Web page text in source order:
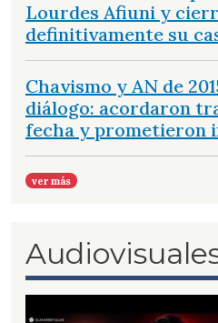
Lourdes Afiuni y
definitivamente su
Chavismo y AN de
diálogo: acordaron
fecha y prometieron
ver más